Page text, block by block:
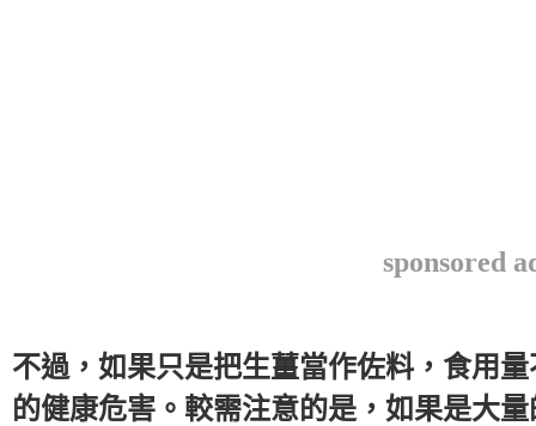
sponsored
不過，如果只是把生薑當作佐料，食用
的健康危害。較需注意的是，如果是大